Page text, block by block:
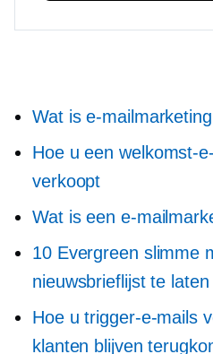
Wat is e-
Hoe u een welkomst-
verkoopt
Wat is een e-
10 Evergreen slimme
nieuwsbrieflijst te
Hoe u trigger-e-mails
klanten blijven